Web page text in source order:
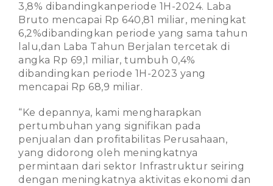
3,8% dibandingkanperiode 1H-2024. Laba
Bruto mencapai Rp 640,81 miliar, meningkat
6,2%dibandingkan periode yang sama tahun
lalu,dan Laba Tahun Berjalan tercetak di
angka Rp 69,1 miliar, tumbuh 0,4%
dibandingkan periode 1H-2023 yang
mencapai Rp 68,9 miliar.
“Ke depannya, kami mengharapkan
pertumbuhan yang signifikan pada
penjualan dan profitabilitas Perusahaan,
yang didorong oleh meningkatnya
permintaan dari sektor Infrastruktur seiring
dengan meningkatnya aktivitas ekonomi dan